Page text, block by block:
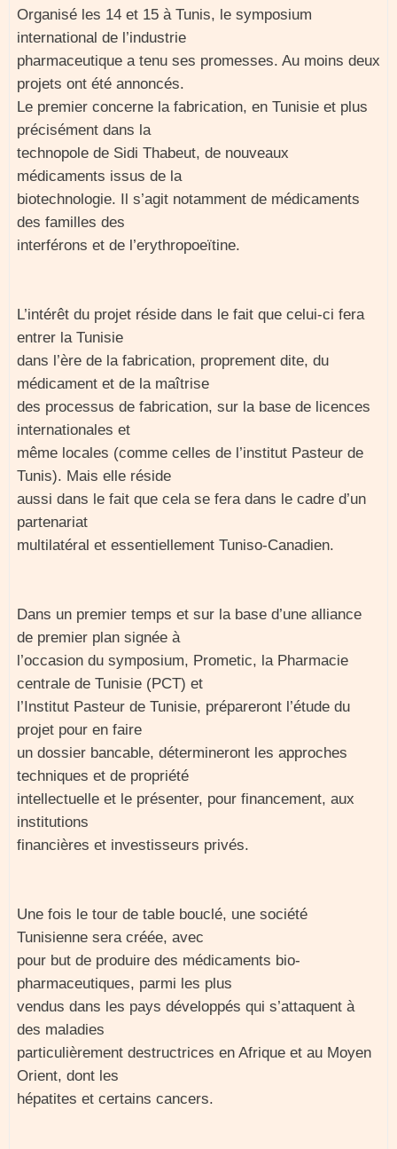
Organisé les 14 et 15 à Tunis, le symposium
international de l’industrie
pharmaceutique a tenu ses promesses. Au moins deux
projets ont été annoncés.
Le premier concerne la fabrication, en Tunisie et plus
précisément dans la
technopole de Sidi Thabeut, de nouveaux
médicaments issus de la
biotechnologie. Il s’agit notamment de médicaments
des familles des
interférons et de l’erythropoeïtine.
L’intérêt du projet réside dans le fait que celui-ci fera
entrer la Tunisie
dans l’ère de la fabrication, proprement dite, du
médicament et de la maîtrise
des processus de fabrication, sur la base de licences
internationales et
même locales (comme celles de l’institut Pasteur de
Tunis). Mais elle réside
aussi dans le fait que cela se fera dans le cadre d’un
partenariat
multilatéral et essentiellement Tuniso-Canadien.
Dans un premier temps et sur la base d’une alliance
de premier plan signée à
l’occasion du symposium, Prometic, la Pharmacie
centrale de Tunisie (PCT) et
l’Institut Pasteur de Tunisie, prépareront l’étude du
projet pour en faire
un dossier bancable, détermineront les approches
techniques et de propriété
intellectuelle et le présenter, pour financement, aux
institutions
financières et investisseurs privés.
Une fois le tour de table bouclé, une société
Tunisienne sera créée, avec
pour but de produire des médicaments bio-
pharmaceutiques, parmi les plus
vendus dans les pays développés qui s’attaquent à
des maladies
particulièrement destructrices en Afrique et au Moyen
Orient, dont les
hépatites et certains cancers.